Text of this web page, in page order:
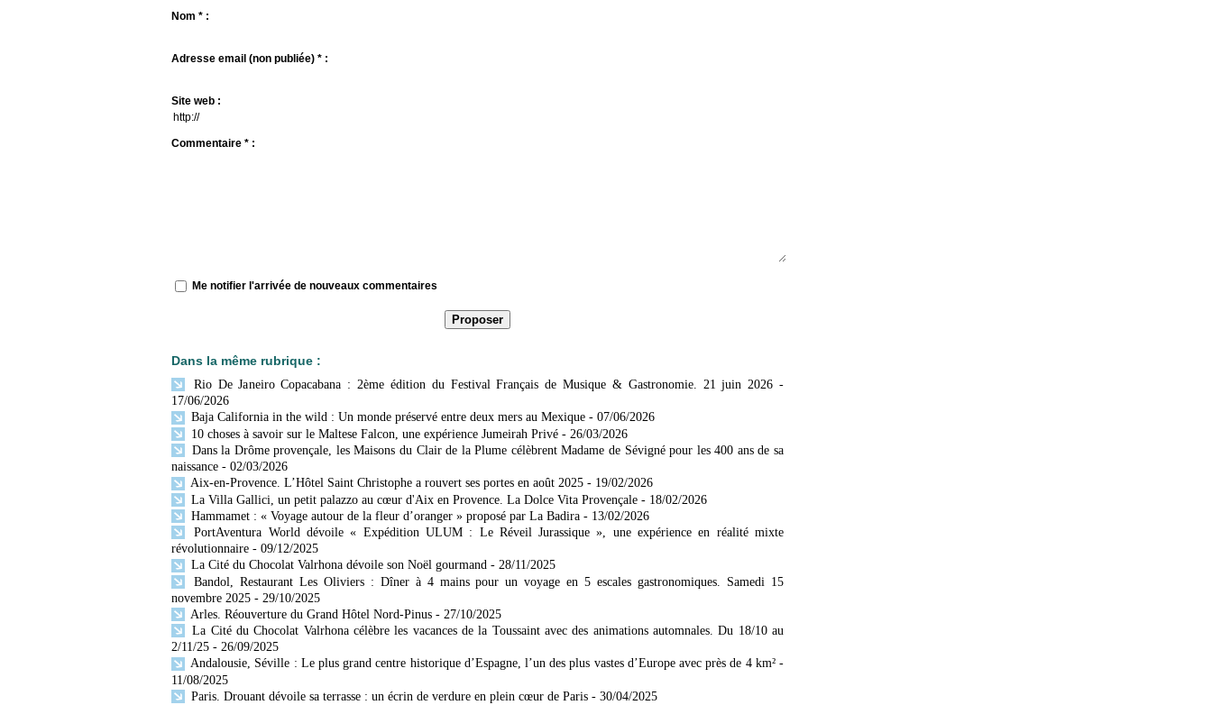
Nom * :
Adresse email (non publiée) * :
Site web :
Commentaire * :
Me notifier l'arrivée de nouveaux commentaires
Dans la même rubrique :
Rio De Janeiro Copacabana : 2ème édition du Festival Français de Musique & Gastronomie. 21 juin 2026 -
17/06/2026
Baja California in the wild : Un monde préservé entre deux mers​ au Mexique - 07/06/2026
10 choses à savoir sur le Maltese Falcon, une expérience Jumeirah Privé - 26/03/2026
Dans la Drôme provençale, les Maisons du Clair de la Plume célèbrent Madame de Sévigné pour les 400 ans de sa
naissance - 02/03/2026
Aix-en-Provence. L’Hôtel Saint Christophe a rouvert ses portes en août 2025 - 19/02/2026
La Villa Gallici, un petit palazzo au cœur d'Aix en Provence. La Dolce Vita Provençale - 18/02/2026
Hammamet : « Voyage autour de la fleur d’oranger » proposé par La Badira - 13/02/2026
PortAventura World dévoile « Expédition ULUM : Le Réveil Jurassique », une expérience en réalité mixte
révolutionnaire - 09/12/2025
La Cité du Chocolat Valrhona dévoile son Noël gourmand - 28/11/2025
Bandol, Restaurant Les Oliviers : Dîner à 4 mains pour un voyage en 5 escales gastronomiques. Samedi 15
novembre 2025 - 29/10/2025
Arles. Réouverture du Grand Hôtel Nord-Pinus - 27/10/2025
La Cité du Chocolat Valrhona célèbre les vacances de la Toussaint avec des animations automnales. Du 18/10 au
2/11/25 - 26/09/2025
Andalousie, Séville : Le plus grand centre historique d’Espagne, l’un des plus vastes d’Europe avec près de 4 km² -
11/08/2025
Paris. Drouant dévoile sa terrasse : un écrin de verdure en plein cœur de Paris - 30/04/2025